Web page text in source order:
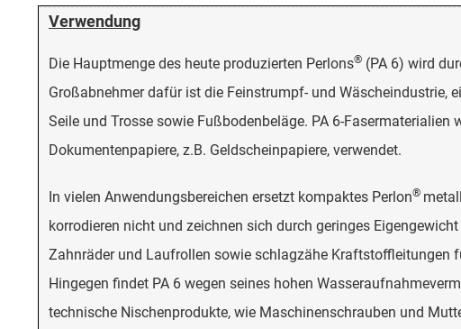
Verwendung
Die Hauptmenge des heute produzierten Perlons® (PA 6) wird
Großabnehmer dafür ist die Feinstrumpf- und Wäscheindustrie,
Seile und Trosse sowie Fußbodenbeläge. PA 6-
Dokumentenpapiere, z.B. Geldscheinpapiere, verwendet.
In vielen Anwendungsbereichen ersetzt kompaktes Perlon®
korrodieren nicht und zeichnen sich durch geringes
Zahnräder und Laufrollen sowie schlagzähe Kraftstoffleitungen
Hingegen findet PA 6 wegen seines hohen
technische Nischenprodukte, wie Maschinenschrauben und